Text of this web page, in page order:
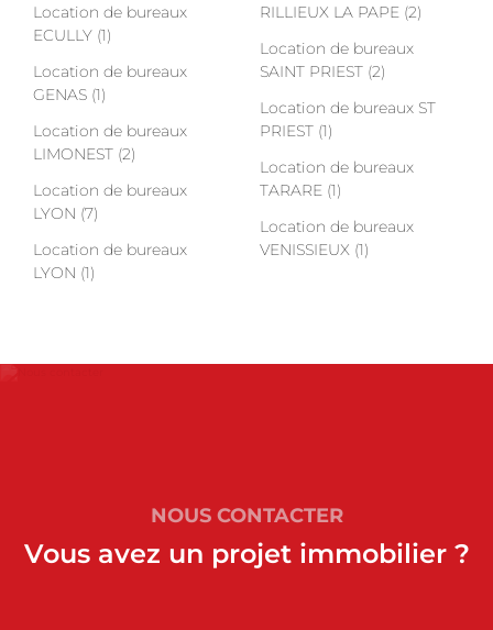
Location de bureaux
ECULLY (1)
Location de bureaux
GENAS (1)
Location de bureaux
LIMONEST (2)
Location de bureaux
LYON (7)
Location de bureaux
LYON (1)
RILLIEUX LA PAPE (2)
Location de bureaux
SAINT PRIEST (2)
Location de bureaux ST
PRIEST (1)
Location de bureaux
TARARE (1)
Location de bureaux
VENISSIEUX (1)
NOUS CONTACTER
Vous avez un projet immobilier ?